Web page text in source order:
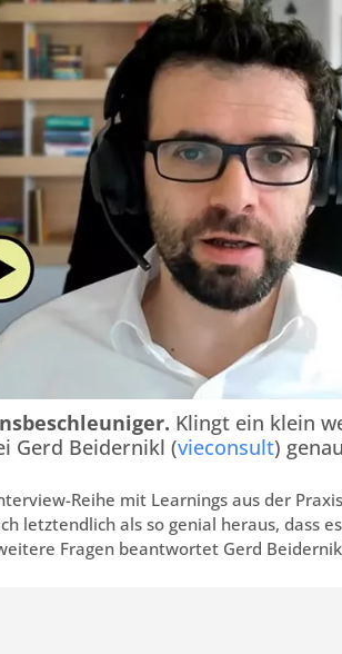
Klingt ein klein
Gerd Beidernikl (vieconsult)
Reihe mit Learnings aus der
letztendlich als so genial heraus, dass
Fragen beantwortet Gerd